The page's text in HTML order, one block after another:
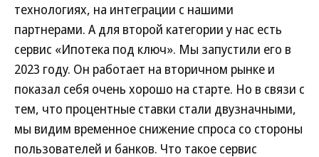
технологиях, на интеграции с нашими
партнерами. А для второй категории у нас есть
сервис «Ипотека под ключ». Мы запустили его в
2023 году. Он работает на вторичном рынке и
показал себя очень хорошо на старте. Но в связи с
тем, что процентные ставки стали двузначными,
мы видим временное снижение спроса со стороны
пользователей и банков. Что такое сервис